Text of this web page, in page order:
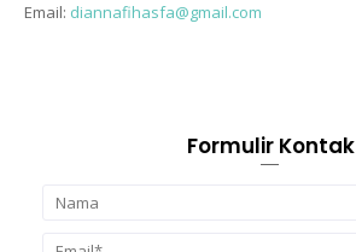
Email: diannafihasfa@gmail.com
Formulir Kontak